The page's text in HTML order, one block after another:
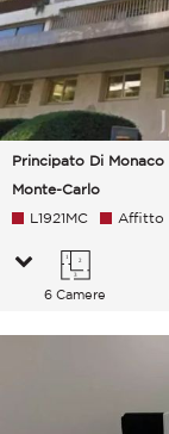
Principato Di Monaco
Monte-Carlo
L1921MC Affitto
6 Camere